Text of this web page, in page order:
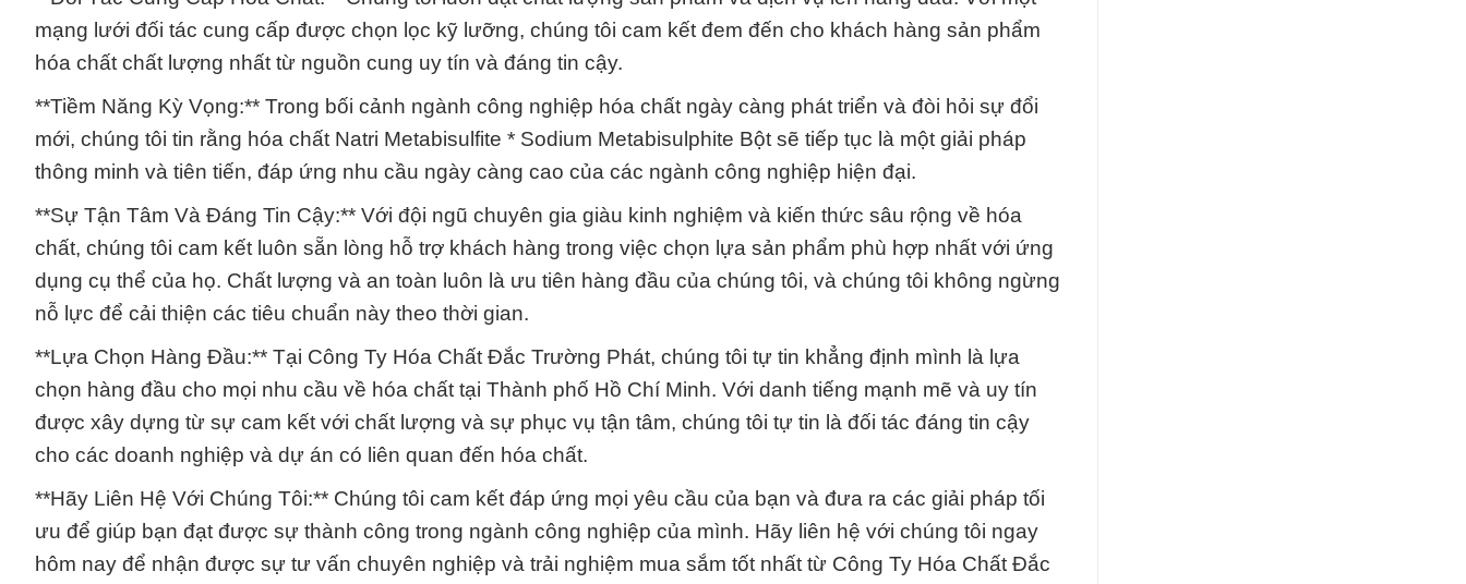
mạng lưới đối tác cung cấp được chọn lọc kỹ lưỡng, chúng tôi cam kết đem đến cho khách hàng sản phẩm
hóa chất chất lượng nhất từ nguồn cung uy tín và đáng tin cậy.
**Tiềm Năng Kỳ Vọng:** Trong bối cảnh ngành công nghiệp hóa chất ngày càng phát triển và đòi hỏi sự đổi
mới, chúng tôi tin rằng hóa chất Natri Metabisulfite * Sodium Metabisulphite Bột sẽ tiếp tục là một giải pháp
thông minh và tiên tiến, đáp ứng nhu cầu ngày càng cao của các ngành công nghiệp hiện đại.
**Sự Tận Tâm Và Đáng Tin Cậy:** Với đội ngũ chuyên gia giàu kinh nghiệm và kiến thức sâu rộng về hóa
chất, chúng tôi cam kết luôn sẵn lòng hỗ trợ khách hàng trong việc chọn lựa sản phẩm phù hợp nhất với ứng
dụng cụ thể của họ. Chất lượng và an toàn luôn là ưu tiên hàng đầu của chúng tôi, và chúng tôi không ngừng
nỗ lực để cải thiện các tiêu chuẩn này theo thời gian.
**Lựa Chọn Hàng Đầu:** Tại Công Ty Hóa Chất Đắc Trường Phát, chúng tôi tự tin khẳng định mình là lựa
chọn hàng đầu cho mọi nhu cầu về hóa chất tại Thành phố Hồ Chí Minh. Với danh tiếng mạnh mẽ và uy tín
được xây dựng từ sự cam kết với chất lượng và sự phục vụ tận tâm, chúng tôi tự tin là đối tác đáng tin cậy
cho các doanh nghiệp và dự án có liên quan đến hóa chất.
**Hãy Liên Hệ Với Chúng Tôi:** Chúng tôi cam kết đáp ứng mọi yêu cầu của bạn và đưa ra các giải pháp tối
ưu để giúp bạn đạt được sự thành công trong ngành công nghiệp của mình. Hãy liên hệ với chúng tôi ngay
hôm nay để nhận được sự tư vấn chuyên nghiệp và trải nghiệm mua sắm tốt nhất từ Công Ty Hóa Chất Đắc